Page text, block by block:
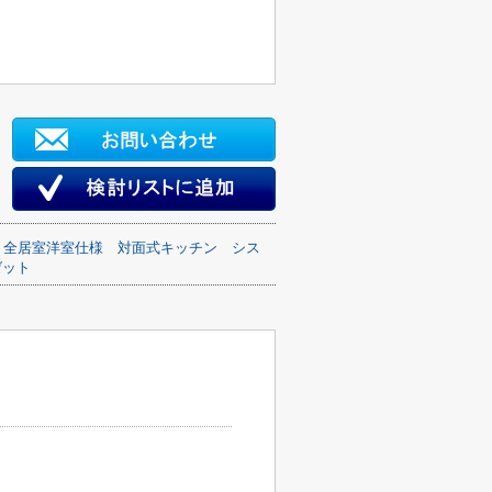
全居室洋室仕様 対面式キッチン
シス
ト